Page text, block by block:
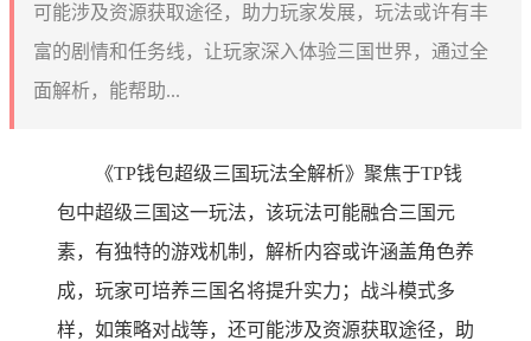
可能涉及资源获取途径，助力玩家发展，玩法或许有丰
富的剧情和任务线，让玩家深入体验三国世界，通过全
面解析，能帮助...
《TP钱包超级三国玩法全解析》聚焦于TP钱
包中超级三国这一玩法，该玩法可能融合三国元
素，有独特的游戏机制，解析内容或许涵盖角色养
成，玩家可培养三国名将提升实力；战斗模式多
样，如策略对战等，还可能涉及资源获取途径，助